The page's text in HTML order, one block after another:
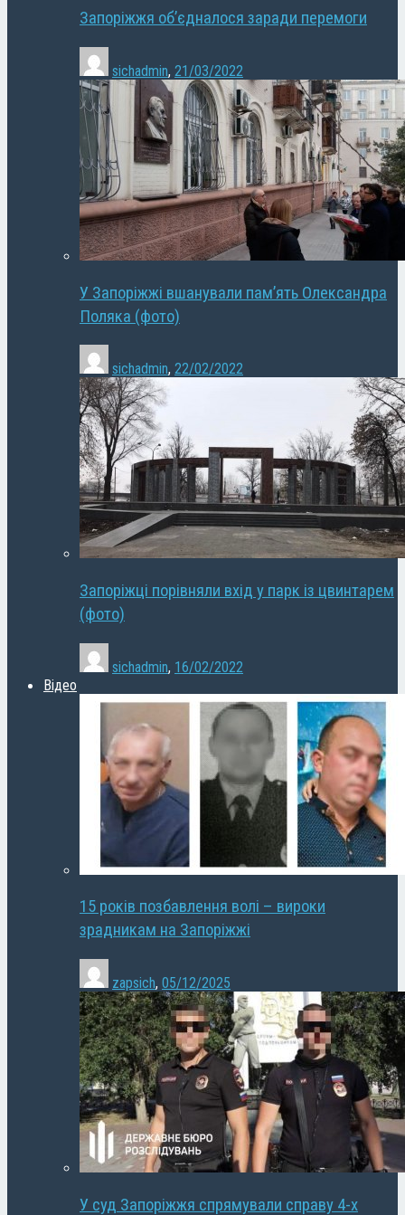
Запоріжжя об’єдналося заради перемоги
sichadmin, 21/03/2022
У Запоріжжі вшанували пам’ять Олександра
Поляка (фото)
sichadmin, 22/02/2022
Запоріжці порівняли вхід у парк із цвинтарем
(фото)
sichadmin, 16/02/2022
Відео
15 років позбавлення волі – вироки
зрадникам на Запоріжжі
zapsich, 05/12/2025
У суд Запоріжжя спрямували справу 4-х